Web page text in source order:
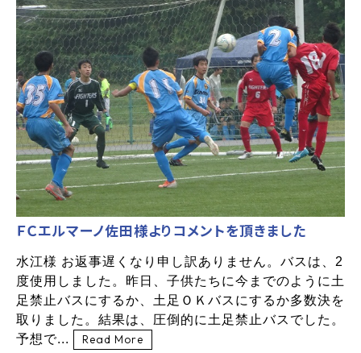
ＦＣエルマーノ佐田様よりコメントを頂きました
水江様 お返事遅くなり申し訳ありません。バスは、2
度使用しました。昨日、子供たちに今までのように土
足禁止バスにするか、土足ＯＫバスにするか多数決を
取りました。結果は、圧倒的に土足禁止バスでした。
予想で...
Read More